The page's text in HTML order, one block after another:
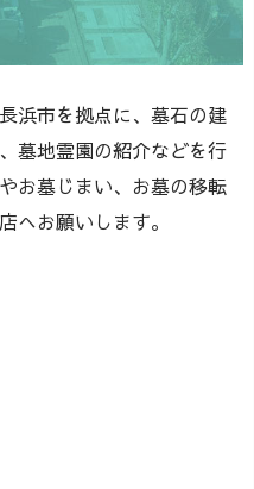
浜市を拠点に、墓石の建
墓地霊園の紹介などを行
お墓じまい、お墓の移転
へお願いします。